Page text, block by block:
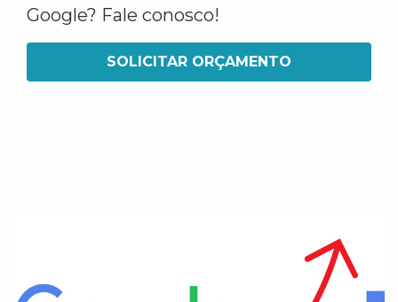
Google? Fale conosco!
SOLICITAR ORÇAMENTO